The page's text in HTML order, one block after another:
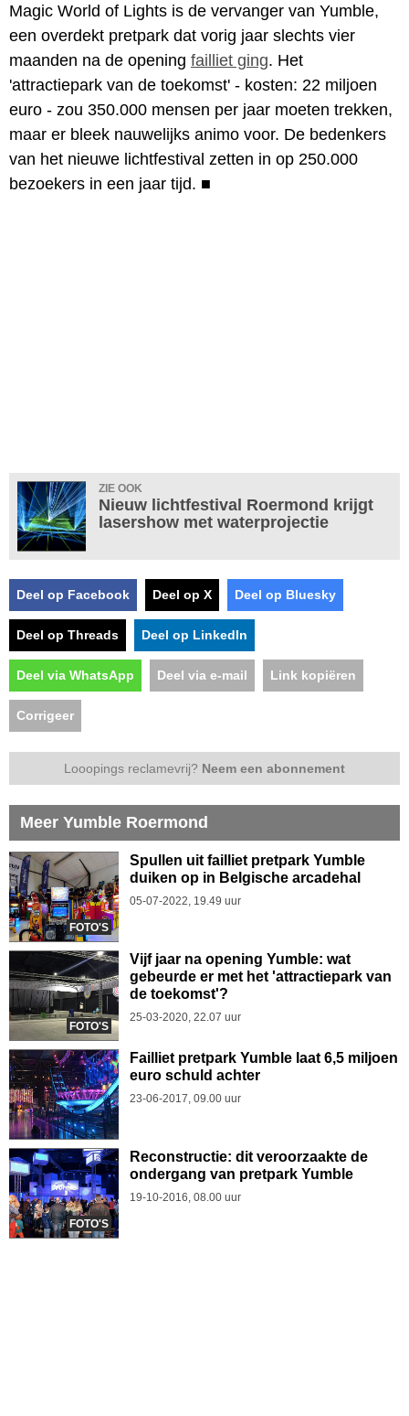
Magic World of Lights is de vervanger van Yumble,
een overdekt pretpark dat vorig jaar slechts vier
maanden na de opening failliet ging. Het
'attractiepark van de toekomst' - kosten: 22 miljoen
euro - zou 350.000 mensen per jaar moeten trekken,
maar er bleek nauwelijks animo voor. De bedenkers
van het nieuwe lichtfestival zetten in op 250.000
bezoekers in een jaar tijd. ■
ZIE OOK
Nieuw lichtfestival Roermond krijgt
lasershow met waterprojectie
Deel op Facebook Deel op X Deel op Bluesky
Deel op Threads Deel op LinkedIn
Deel via WhatsApp Deel via e-mail Link kopiëren
Corrigeer
Looopings reclamevrij? Neem een abonnement
Meer Yumble Roermond
FOTO'S
Spullen uit failliet pretpark Yumble
duiken op in Belgische arcadehal
05-07-2022, 19.49 uur
FOTO'S
Vijf jaar na opening Yumble: wat
gebeurde er met het 'attractiepark van
de toekomst'?
25-03-2020, 22.07 uur
Failliet pretpark Yumble laat 6,5 miljoen
euro schuld achter
23-06-2017, 09.00 uur
FOTO'S
Reconstructie: dit veroorzaakte de
ondergang van pretpark Yumble
19-10-2016, 08.00 uur